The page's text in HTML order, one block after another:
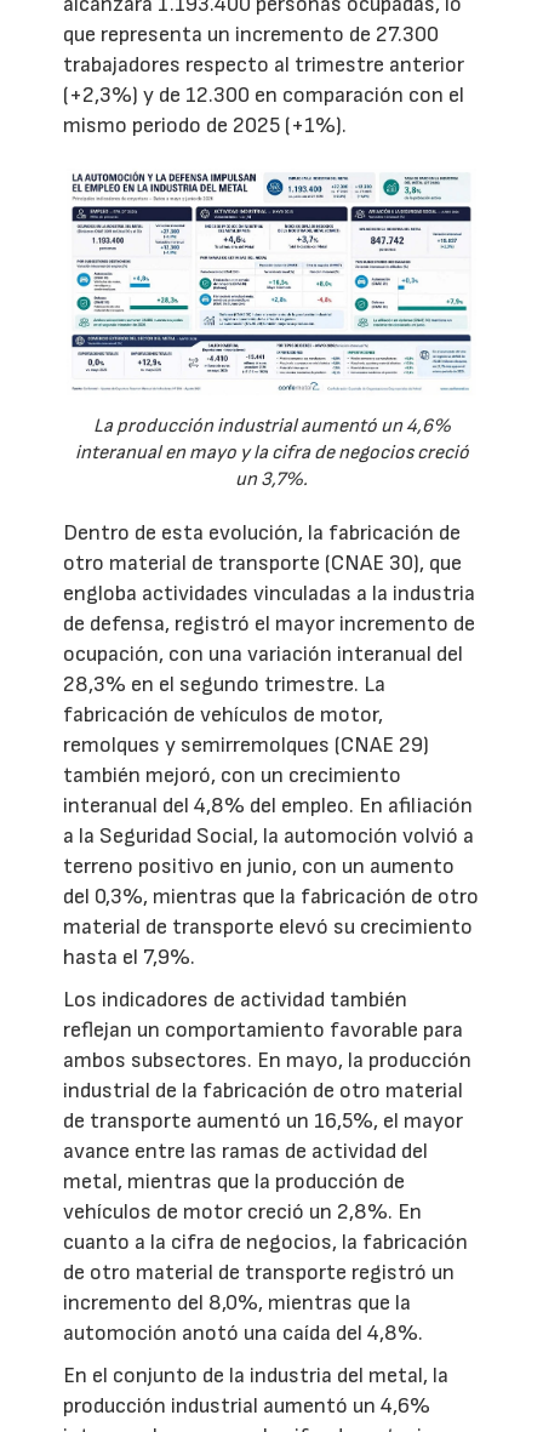
que representa un incremento de 27.300
trabajadores respecto al trimestre anterior
(+2,3%) y de 12.300 en comparación con el
mismo periodo de 2025 (+1%).
La producción industrial aumentó un 4,6%
interanual en mayo y la cifra de negocios creció
un 3,7%.
Dentro de esta evolución, la fabricación de
otro material de transporte (CNAE 30), que
engloba actividades vinculadas a la industria
de defensa, registró el mayor incremento de
ocupación, con una variación interanual del
28,3% en el segundo trimestre. La
fabricación de vehículos de motor,
remolques y semirremolques (CNAE 29)
también mejoró, con un crecimiento
interanual del 4,8% del empleo. En afiliación
a la Seguridad Social, la automoción volvió a
terreno positivo en junio, con un aumento
del 0,3%, mientras que la fabricación de otro
material de transporte elevó su crecimiento
hasta el 7,9%.
Los indicadores de actividad también
reflejan un comportamiento favorable para
ambos subsectores. En mayo, la producción
industrial de la fabricación de otro material
de transporte aumentó un 16,5%, el mayor
avance entre las ramas de actividad del
metal, mientras que la producción de
vehículos de motor creció un 2,8%. En
cuanto a la cifra de negocios, la fabricación
de otro material de transporte registró un
incremento del 8,0%, mientras que la
automoción anotó una caída del 4,8%.
En el conjunto de la industria del metal, la
producción industrial aumentó un 4,6%